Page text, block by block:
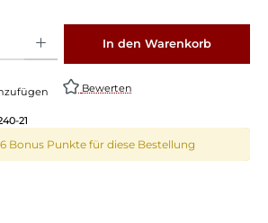
In den Warenkorb
Bewerten
21
Bonus Punkte für diese Bestellung